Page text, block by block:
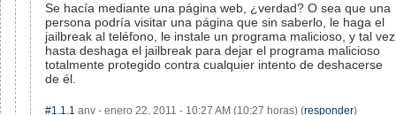
Se hacía mediante una página web, ¿verdad? O sea que una
persona podría visitar una página que sin saberlo, le haga el
jailbreak al teléfono, le instale un programa malicioso, y tal vez
hasta deshaga el jailbreak para dejar el programa malicioso
totalmente protegido contra cualquier intento de deshacerse
de él.
#1.1.1 anv - enero 22, 2011 - 10:27 AM (10:27 horas) (responder)